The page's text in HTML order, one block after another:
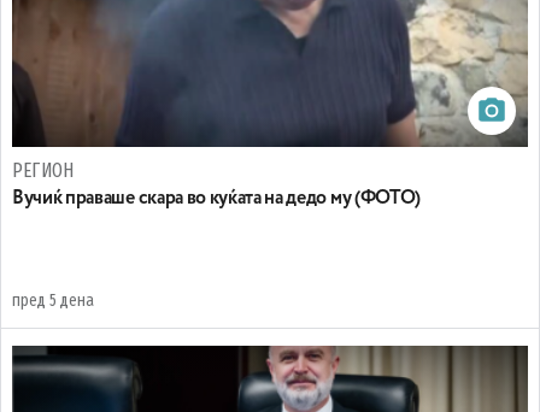
РЕГИОН
Вучиќ праваше скара во куќата на дедо му (ФОТО)
пред 5 дена